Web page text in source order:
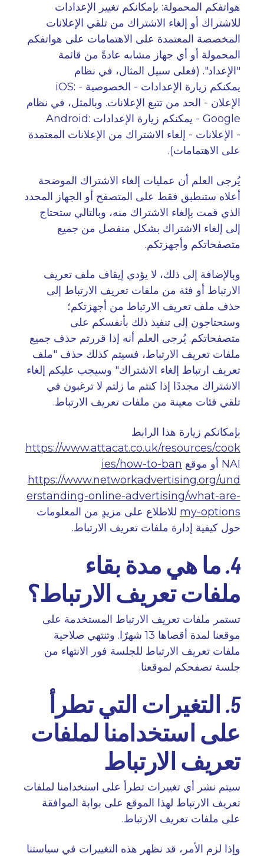
هواتفكم المحمولة: بإمكانكم تغيير الإعدادات
للاشتراك أو إلغاء الاشتراك من تلقي الإعلانات
المخصصة المعتمدة على الاهتمامات على هواتفكم
المحمولة أو أي جهاز مشابه عادةً من قائمة
"الإعداد". (فعلى سبيل المثال، في نظام
iOS: يمكنكم زيارة الإعدادات - الخصوصية -
الإعلان - الحد من تتبع الإعلانات. وبالمثل، في نظام
Android: يمكنكم زيارة الإعدادات - Google
- الإعلانات - إلغاء الاشتراك من الإعلانات المعتمدة
على الاهتمامات).
يُرجى العلم أن عمليات إلغاء الاشتراك الموضحة
أعلاه ستنطبق فقط على المتصفح أو الجهاز المحدد
الذي قمت بإلغاء الاشتراك منه، وبالتالي ستحتاج
إلى إلغاء الاشتراك بشكل منفصل من جميع
متصفحاتكم وأجهزتكم.
وبالإضافة إلى ذلك، لا يؤدي إيقاف ملف تعريف
الارتباط أو فئة من ملفات تعريف الارتباط إلى
حذف ملف تعريف الارتباط من أجهزتكم؛
وستحتاجون إلى تنفيذ ذلك بأنفسكم على
متصفحاتكم. يُرجى العلم أنه إذا قررتم حذف جميع
ملفات تعريف الارتباط، فسيتم كذلك حذف "ملف
تعريف ارتباط إلغاء الاشتراك" وسيجب عليكم إلغاء
الاشتراك مجددًا إذا كنتم ما زلتم لا ترغبون في
تلقي فئات معينة من ملفات تعريف الارتباط.
بإمكانكم زيارة هذا الرابط
https://www.attacat.co.uk/resources/cook
ies/how-to-ban أو موقع NAI
https://www.networkadvertising.org/und
erstanding-online-advertising/what-are-
my-options للاطلاع على مزيدٍ من المعلومات
حول كيفية إدارة ملفات تعريف الارتباط.
4. ما هي مدة بقاء
ملفات تعريف الارتباط؟
تستمر ملفات تعريف الارتباط المستخدمة على
موقعنا لمدة أقصاها 13 شهرًا. وتنتهي صلاحية
ملفات تعريف الارتباط للجلسة فور الانتهاء من
جلسة تصفحكم لموقعنا.
5. التغيرات التي تطرأ
على استخدامنا لملفات
تعريف الارتباط
سيتم نشر أي تغييرات تطرأ على استخدامنا لملفات
تعريف الارتباط لهذا الموقع على بوابة الموافقة
على ملفات تعريف الارتباط.
وإذا لزم الأمر، قد نظهر هذه التغييرات في سياستنا